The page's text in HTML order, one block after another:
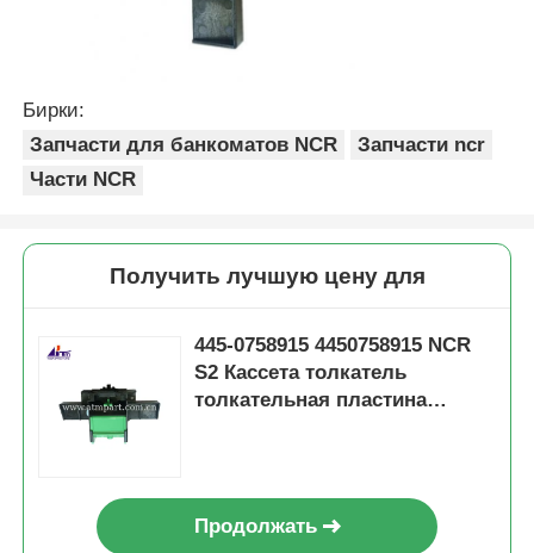
Бирки:
Запчасти для банкоматов NCR
Запчасти ncr
Части NCR
Получить лучшую цену для
445-0758915 4450758915 NCR
S2 Кассета толкатель
толкательная пластина
Продолжать